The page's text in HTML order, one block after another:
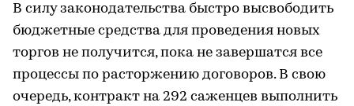
В силу законодательства быстро высвободить
бюджетные средства для проведения новых
торгов не получится, пока не завершатся все
процессы по расторжению договоров. В свою
очередь, контракт на 292 саженцев выполнить